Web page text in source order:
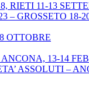
RIETI 11-13
GROSSETO 18-
OTTOBRE
13-14
ASSOLUTI –